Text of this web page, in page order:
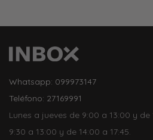
Whatsapp: 099973147
Teléfono: 27169991
Lunes a jueves de 9:00 a 13:00 y de
9:30 a 13:00 y de 14:00 a 17:45.